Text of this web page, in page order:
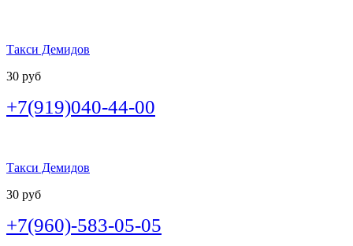
Такси Демидов
30 руб
+7(919)040-44-00
Такси Демидов
30 руб
+7(960)-583-05-05